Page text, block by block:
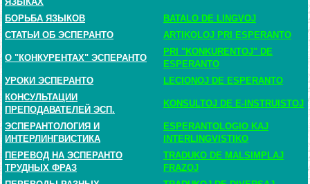
БОРЬБА ЯЗЫКОВ
BATALO DE LINGVOJ
СТАТЬИ ОБ ЭСПЕРАНТО
ARTIKOLOJ PRI ESPERANTO
О "КОНКУРЕНТАХ" ЭСПЕРАНТО
PRI "KONKURENTOJ" DE
ESPERANTO
УРОКИ ЭСПЕРАНТО
LECIONOJ DE ESPERANTO
КОНСУЛЬТАЦИИ
ПРЕПОДАВАТЕЛЕЙ ЭСП.
KONSULTOJ DE E-INSTRUISTOJ
ЭСПЕРАНТОЛОГИЯ И
ИНТЕРЛИНГВИСТИКА
ESPERANTOLOGIO KAJ
INTERLINGVISTIKO
ПЕРЕВОД НА ЭСПЕРАНТО
ТРУДНЫХ ФРАЗ
TRADUKO DE MALSIMPLAJ
FRAZOJ